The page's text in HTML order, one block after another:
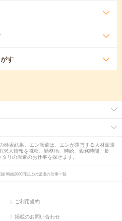
す
検索結果。エン派遣は、エンが運営する人材派遣
求人情報を職種、勤務地、時給、勤務時間、長
リの派遣のお仕事を探せます。
線 時給2000円以上の派遣の仕事一覧
ご利用規約
掲載のお問い合わせ